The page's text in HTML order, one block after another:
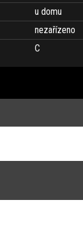
u domu
nezařízeno
C